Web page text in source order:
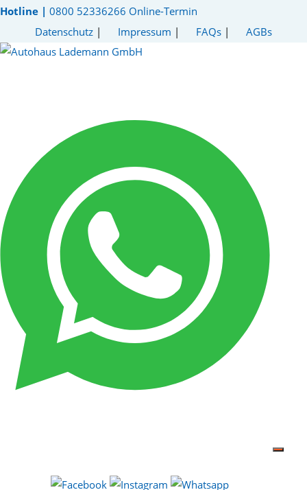
Hotline | 0800 52336266 Online-Termin
Datenschutz | Impressum | FAQs | AGBs